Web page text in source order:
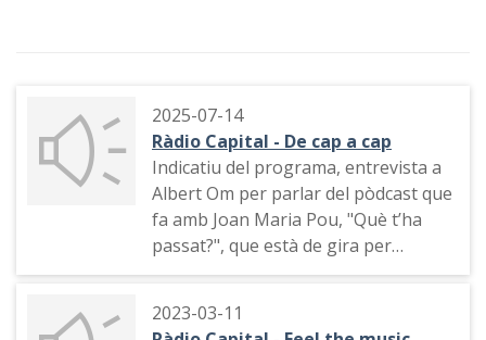
2025-07-14
Ràdio Capital - De cap a cap
Indicatiu del programa, entrevista a
Albert Om per parlar del pòdcast que
fa amb Joan Maria Pou, "Què t’ha
passat?", que està de gira per
diversos teatres
2023-03-11